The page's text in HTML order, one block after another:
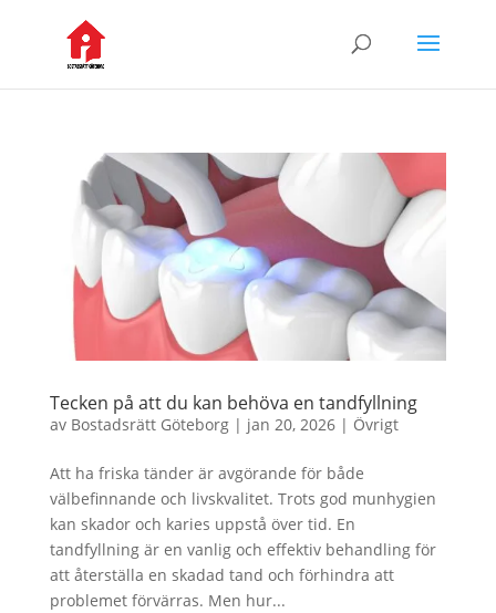
Tecken på att du kan behöva en tandfyllning
av Bostadsrätt Göteborg| jan 20, 2026| Övrigt
Att ha friska tänder är avgörande för både
välbefinnande och livskvalitet. Trots god munhygien
kan skador och karies uppstå över tid. En
tandfyllning är en vanlig och effektiv behandling för
att återställa en skadad tand och förhindra att
problemet förvärras. Men hur...